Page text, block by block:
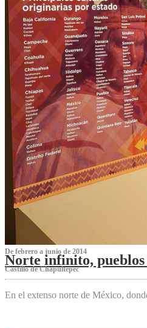
De febrero a junio de 2014
Norte infinito,
Castillo de Chapultepec
En el extenso norte de México,